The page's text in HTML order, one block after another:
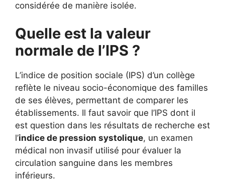
considérée de manière isolée.
Quelle est la valeur
normale de l’IPS ?
L’indice de position sociale (IPS) d’un collège
reflète le niveau socio-économique des familles
de ses élèves, permettant de comparer les
établissements. Il faut savoir que l’IPS dont il
est question dans les résultats de recherche est
l’indice de pression systolique, un examen
médical non invasif utilisé pour évaluer la
circulation sanguine dans les membres
inférieurs.